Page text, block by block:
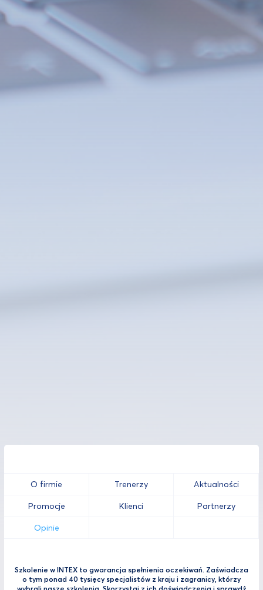
O firmie Trenerzy Aktualności
Promocje Klienci Partnerzy
Opinie
Szkolenie w INTEX to gwarancja spełnienia oczekiwań. Zaświadcza
o tym ponad 40 tysięcy specjalistów z kraju i zagranicy, którzy